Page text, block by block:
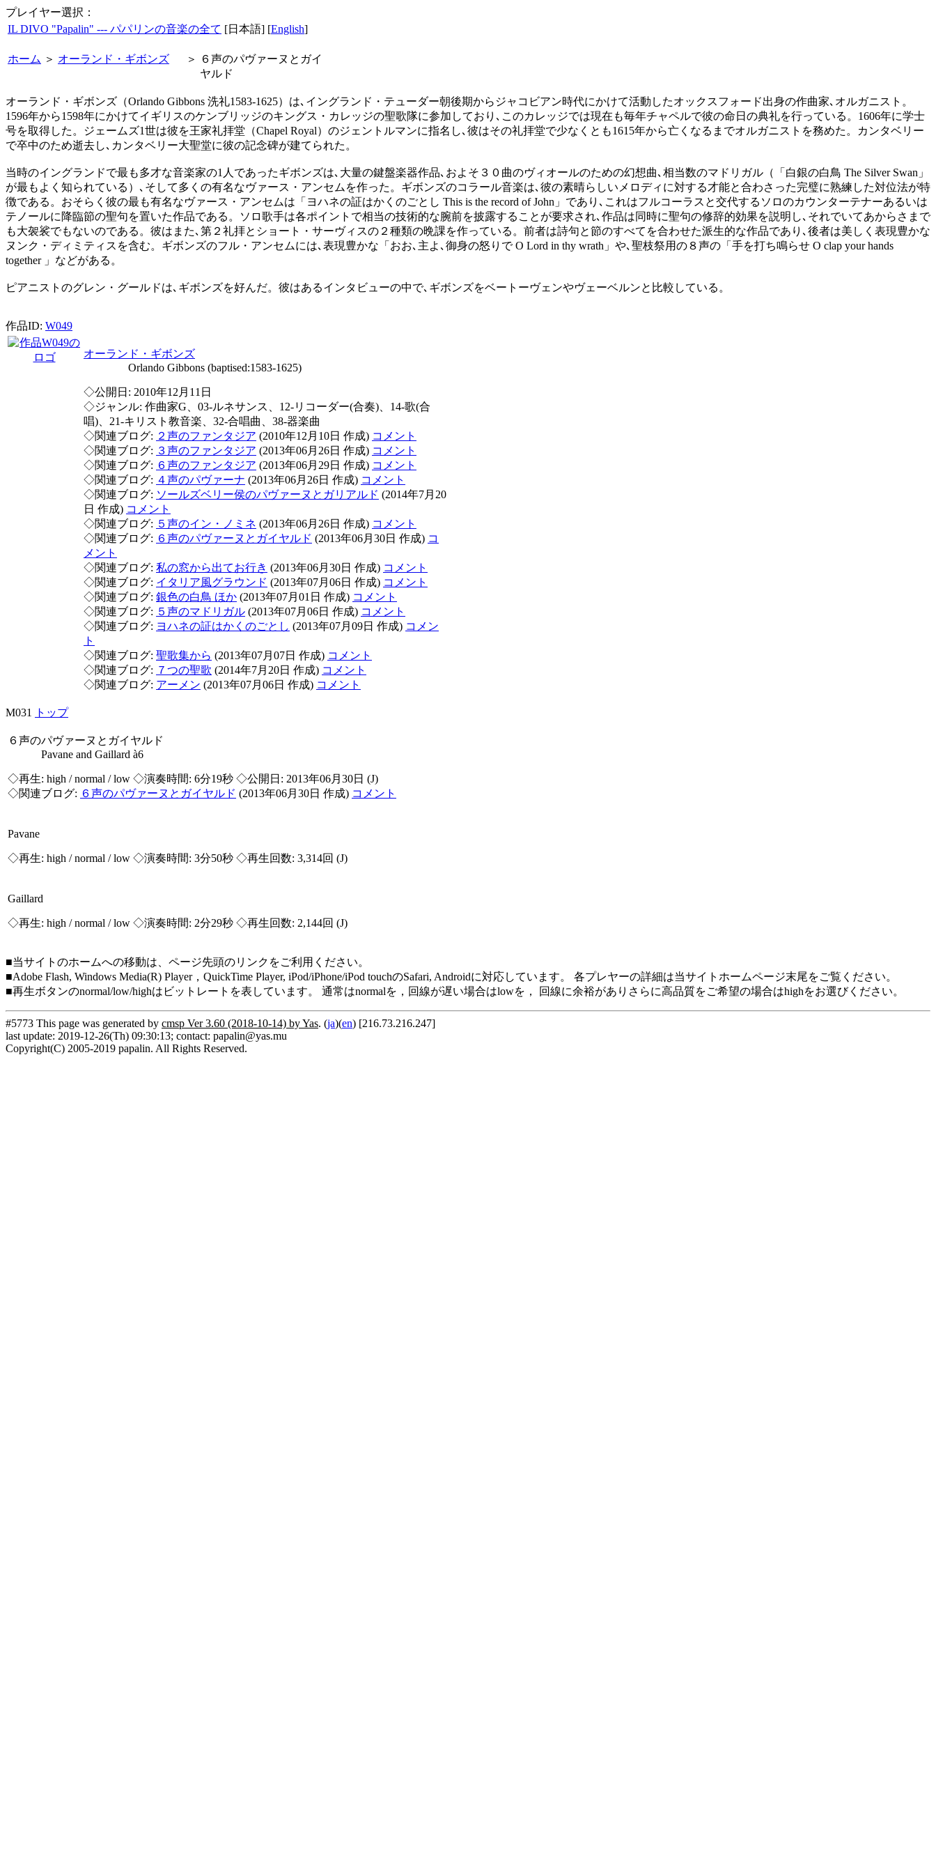
プレイヤー選択：
IL DIVO "Papalin" --- パパリンの音楽の全て [日本語] [English]
ホーム ＞ オーランド・ギボンズ ＞
６声のパヴァーヌとガイ
ヤルド
オーランド・ギボンズ（Orlando Gibbons 洗礼1583-1625）は､イングランド・テューダー朝後期からジャコビアン時代にかけて活動したオックスフォード出身の作曲家､オルガニスト。
1596年から1598年にかけてイギリスのケンブリッジのキングス・カレッジの聖歌隊に参加しており､このカレッジでは現在も毎年チャペルで彼の命日の典礼を行っている。1606年に学士
号を取得した。ジェームズ1世は彼を王家礼拝堂（Chapel Royal）のジェントルマンに指名し､彼はその礼拝堂で少なくとも1615年から亡くなるまでオルガニストを務めた。カンタベリー
で卒中のため逝去し､カンタベリー大聖堂に彼の記念碑が建てられた。
当時のイングランドで最も多才な音楽家の1人であったギボンズは､大量の鍵盤楽器作品､およそ３０曲のヴィオールのための幻想曲､相当数のマドリガル（「白銀の白鳥 The Silver Swan」
が最もよく知られている）､そして多くの有名なヴァース・アンセムを作った。ギボンズのコラール音楽は､彼の素晴らしいメロディに対する才能と合わさった完璧に熟練した対位法が特
徴である。おそらく彼の最も有名なヴァース・アンセムは「ヨハネの証はかくのごとし This is the record of John」であり､これはフルコーラスと交代するソロのカウンターテナーあるいは
テノールに降臨節の聖句を置いた作品である。ソロ歌手は各ポイントで相当の技術的な腕前を披露することが要求され､作品は同時に聖句の修辞的効果を説明し､それでいてあからさまで
も大袈裟でもないのである。彼はまた､第２礼拝とショート・サーヴィスの２種類の晩課を作っている。前者は詩句と節のすべてを合わせた派生的な作品であり､後者は美しく表現豊かな
ヌンク・ディミティスを含む。ギボンズのフル・アンセムには､表現豊かな「おお､主よ､御身の怒りで O Lord in thy wrath」や､聖枝祭用の８声の「手を打ち鳴らせ O clap your hands
together 」などがある。
ピアニストのグレン・グールドは､ギボンズを好んだ。彼はあるインタビューの中で､ギボンズをベートーヴェンやヴェーベルンと比較している。
作品ID: W049
オーランド・ギボンズ
Orlando Gibbons (baptised:1583-1625)
◇公開日: 2010年12月11日
◇ジャンル: 作曲家G、03-ルネサンス、12-リコーダー(合奏)、14-歌(合
唱)、21-キリスト教音楽、32-合唱曲、38-器楽曲
◇関連ブログ: ２声のファンタジア (2010年12月10日 作成) コメント
◇関連ブログ: ３声のファンタジア (2013年06月26日 作成) コメント
◇関連ブログ: ６声のファンタジア (2013年06月29日 作成) コメント
◇関連ブログ: ４声のパヴァーナ (2013年06月26日 作成) コメント
◇関連ブログ: ソールズベリー侯のパヴァーヌとガリアルド (2014年7月20
日 作成) コメント
◇関連ブログ: ５声のイン・ノミネ (2013年06月26日 作成) コメント
◇関連ブログ: ６声のパヴァーヌとガイヤルド (2013年06月30日 作成) コ
メント
◇関連ブログ: 私の窓から出てお行き (2013年06月30日 作成) コメント
◇関連ブログ: イタリア風グラウンド (2013年07月06日 作成) コメント
◇関連ブログ: 銀色の白鳥 ほか (2013年07月01日 作成) コメント
◇関連ブログ: ５声のマドリガル (2013年07月06日 作成) コメント
◇関連ブログ: ヨハネの証はかくのごとし (2013年07月09日 作成) コメン
ト
◇関連ブログ: 聖歌集から (2013年07月07日 作成) コメント
◇関連ブログ: ７つの聖歌 (2014年7月20日 作成) コメント
◇関連ブログ: アーメン (2013年07月06日 作成) コメント
M031 トップ
６声のパヴァーヌとガイヤルド
Pavane and Gaillard à6
◇再生: high / normal / low ◇演奏時間: 6分19秒 ◇公開日: 2013年06月30日 (J)
◇関連ブログ: ６声のパヴァーヌとガイヤルド (2013年06月30日 作成) コメント
Pavane
◇再生: high / normal / low ◇演奏時間: 3分50秒 ◇再生回数: 3,314回 (J)
Gaillard
◇再生: high / normal / low ◇演奏時間: 2分29秒 ◇再生回数: 2,144回 (J)
■当サイトのホームへの移動は、ページ先頭のリンクをご利用ください。
■Adobe Flash, Windows Media(R) Player，QuickTime Player, iPod/iPhone/iPod touchのSafari, Androidに対応しています。 各プレヤーの詳細は当サイトホームページ末尾をご覧ください。
■再生ボタンのnormal/low/highはビットレートを表しています。 通常はnormalを，回線が遅い場合はlowを， 回線に余裕がありさらに高品質をご希望の場合はhighをお選びください。
#5773 This page was generated by cmsp Ver 3.60 (2018-10-14) by Yas. (ja)(en) [216.73.216.247]
last update: 2019-12-26(Th) 09:30:13; contact: papalin@yas.mu
Copyright(C) 2005-2019 papalin. All Rights Reserved.